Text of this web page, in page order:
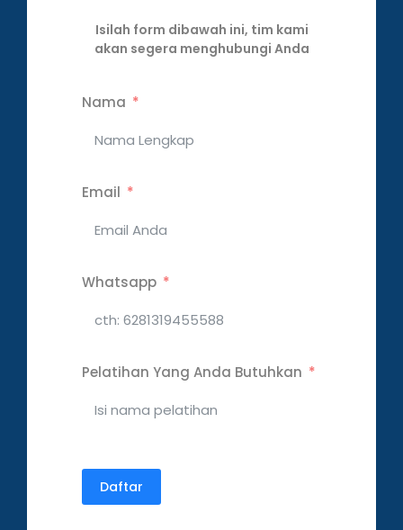
Isilah form dibawah ini, tim kami
akan segera menghubungi Anda
Nama
Email
Whatsapp
Pelatihan Yang Anda Butuhkan
Daftar